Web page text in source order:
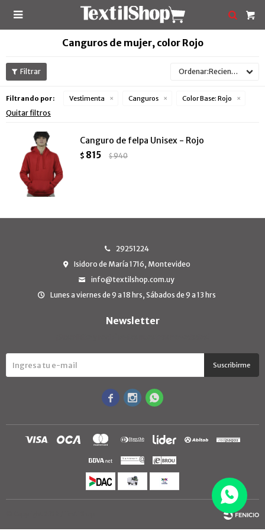

Canguros de mujer, color Rojo
Recientes
Filtrando por: Vestimenta Canguros Color Base: Rojo
Quitar filtros
Canguro de felpa Unisex - Rojo
$ 815 $940
29251224
Isidoro de María 1716, Montevideo
info@textilshop.com.uy
Lunes a viernes de 9 a 18 hrs, Sábados de 9 a 13 hrs
Newsletter
Suscribirme
  